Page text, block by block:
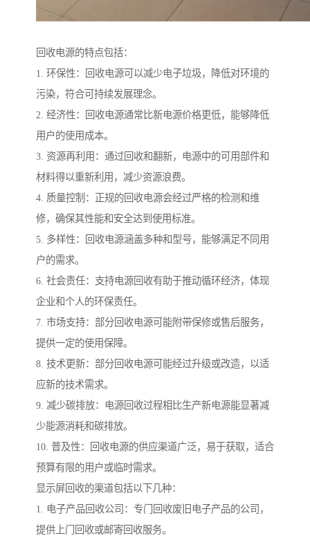
回收电源的特点包括：
1. 环保性：回收电源可以减少电子垃圾，降低对环境的
污染，符合可持续发展理念。
2. 经济性：回收电源通常比新电源价格更低，能够降低
用户的使用成本。
3. 资源再利用：通过回收和翻新，电源中的可用部件和
材料得以重新利用，减少资源浪费。
4. 质量控制：正规的回收电源会经过严格的检测和维
修，确保其性能和安全达到使用标准。
5. 多样性：回收电源涵盖多种和型号，能够满足不同用
户的需求。
6. 社会责任：支持电源回收有助于推动循环经济，体现
企业和个人的环保责任。
7. 市场支持：部分回收电源可能附带保修或售后服务，
提供一定的使用保障。
8. 技术更新：部分回收电源可能经过升级或改造，以适
应新的技术需求。
9. 减少碳排放：电源回收过程相比生产新电源能显著减
少能源消耗和碳排放。
10. 普及性：回收电源的供应渠道广泛，易于获取，适合
预算有限的用户或临时需求。
显示屏回收的渠道包括以下几种：
1. 电子产品回收公司：专门回收废旧电子产品的公司，
提供上门回收或邮寄回收服务。